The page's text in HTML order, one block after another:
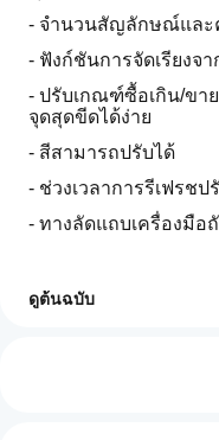
- จำนวนสัญลักษณ์และ
- ฟังก์ชันการจัดเรียงจา
- ปรับเกณฑ์ซื้อเกิน/ขา
จุดสุดขีดได้ง่าย
- สีสามารถปรับได้
- ช่วงเวลาการรีเฟรชป
- ทางลัดแถบเครื่องมื
นี่คือเครื่องมือประหยัด
ดูต้นฉบับ